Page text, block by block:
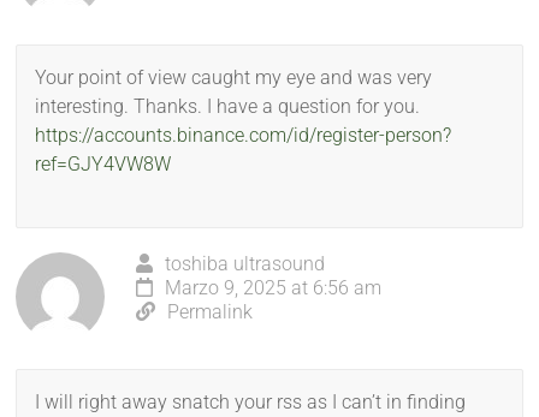
Your point of view caught my eye and was very
interesting. Thanks. I have a question for you.
https://accounts.binance.com/id/register-person?
ref=GJY4VW8W
toshiba ultrasound
Marzo 9, 2025 at 6:56 am
Permalink
I will right away snatch your rss as I can’t in finding